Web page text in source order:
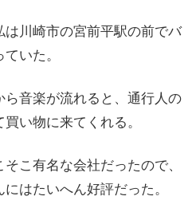
川崎市の宮前平駅の前でバ
いた。
音楽が流れると、通行人の
い物に来てくれる。
こ有名な会社だったので、
はたいへん好評だった。